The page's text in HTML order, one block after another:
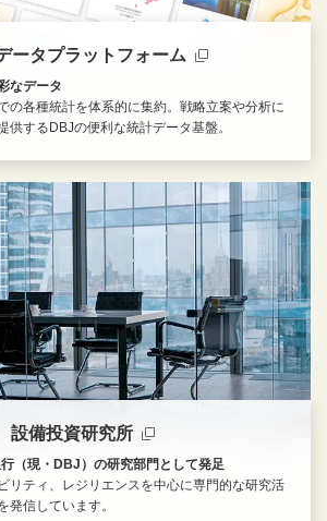
ータプラットフォーム
なデータ
の各種統計を体系的に集約。戦略立案や分析に
供するDBJの便利な統計データ基盤。
設備投資研究所
（現・DBJ）の研究部門として発足
リティ、レジリエンスを中心に専門的な研究活
発信しています。